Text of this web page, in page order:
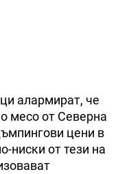
алармират, че
месо от Северна
цени в
ниски от тези на